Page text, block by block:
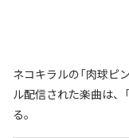
ネコキラルの「肉球ピ
ル配信された楽曲は、
る。